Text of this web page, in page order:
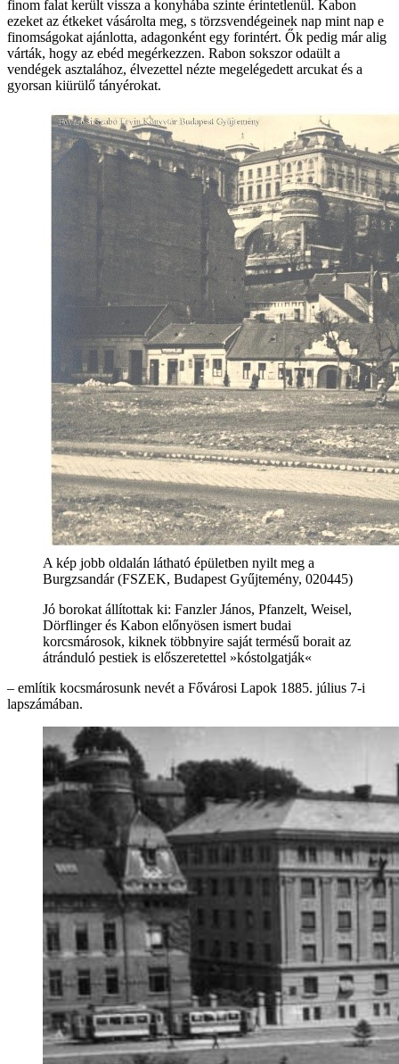
finom falat került vissza a konyhába szinte érintetlenül. Kabon
ezeket az étkeket vásárolta meg, s törzsvendégeinek nap mint nap e
finomságokat ajánlotta, adagonként egy forintért. Ők pedig már alig
várták, hogy az ebéd megérkezzen. Rabon sokszor odaült a
vendégek asztalához, élvezettel nézte megelégedett arcukat és a
gyorsan kiürülő tányérokat.
A kép jobb oldalán látható épületben nyilt meg a
Burgzsandár (FSZEK, Budapest Gyűjtemény, 020445)
Jó borokat állítottak ki: Fanzler János, Pfanzelt, Weisel,
Dörflinger és Kabon előnyösen ismert budai
korcsmárosok, kiknek többnyire saját termésű borait az
átránduló pestiek is előszeretettel »kóstolgatják«
– említik kocsmárosunk nevét a Fővárosi Lapok 1885. július 7-i
lapszámában.